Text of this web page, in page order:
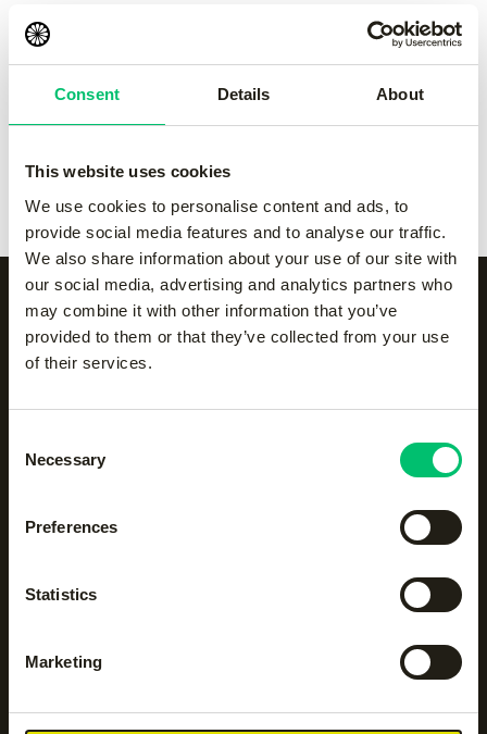
Consent Details About
This website uses cookies
We use cookies to personalise content and ads, to
provide social media features and to analyse our traffic.
We also share information about your use of our site with
our social media, advertising and analytics partners who
may combine it with other information that you’ve
provided to them or that they’ve collected from your use
of their services.
Selection
Necessary
Preferences
Statistics
Marketing
Kadiri girls cargo pant
black
60.00
Kadiri girls cargo pant-
navy
€
Kids classic jogger-Grey
Alle categorieën op een
rijtje
Accessoires
Jassen
Jogging- en